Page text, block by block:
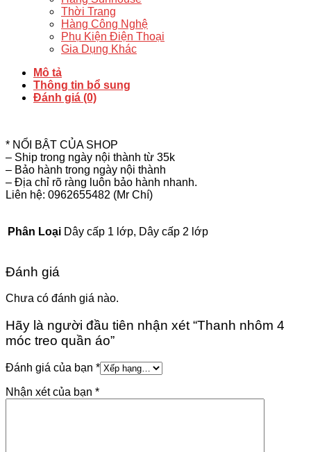
Thời Trang
Hàng Công Nghệ
Phụ Kiện Điện Thoại
Gia Dụng Khác
Mô tả
Thông tin bổ sung
Đánh giá (0)
* NỔI BẬT CỦA SHOP
– Ship trong ngày nội thành từ 35k
– Bảo hành trong ngày nội thành
– Địa chỉ rõ ràng luôn bảo hành nhanh.
Liên hệ: 0962655482 (Mr Chí)
Phân Loại Dây cấp 1 lớp, Dây cấp 2 lớp
Đánh giá
Chưa có đánh giá nào.
Hãy là người đầu tiên nhận xét “Thanh nhôm 4
móc treo quần áo”
Đánh giá của bạn *
Nhận xét của bạn *